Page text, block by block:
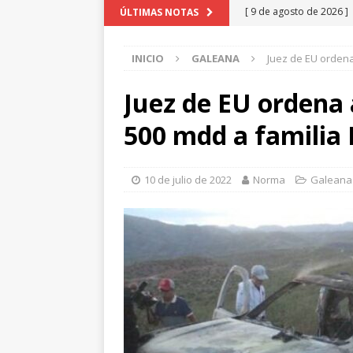
ÚLTIMAS NOTAS [ 9 de agosto de 2026 ]
[ 8 de agosto de 2026 ]
NUEVO CASAS GRANDES
Grandes por Cynthia
[ 9 de agosto de 2026 ]
millón… pero regresó
INICIO GALEANA Juez de EU
Juez de EU
500 mdd a familia
10 de julio de 2022 Norma Galeana